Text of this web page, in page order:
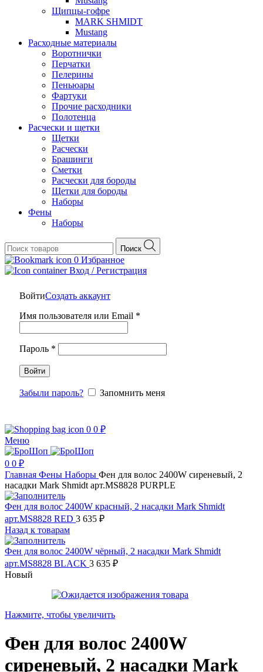
Щипцы-гофре
MARK SHMIDT
Mustang
Расходные материалы
Воротнички
Перчатки
Пелерины
Пеньюары
Фартуки
Прочие расходники
Полотенца
Расчески и щетки
Щетки
Расчески
Брашинги
Сметки
Расчески для бороды
Щетки для бороды
Наборы
Фены
Наборы
Поиск
0 Избранное
Вход / Регистрация
ВойтиСоздать аккаунт
Имя пользователя или Email *
Пароль *
Войти
Забыли пароль? Запомнить меня
0 0 ₽
Меню
0 0 ₽
Главная Фены Наборы Фен для волос 2400W сиреневый, 2
насадки Mark Shmidt арт.MS8828 PURPLE
Фен для волос 2400W красный, 2 насадки Mark Shmidt
арт.MS8828 RED 3 635 ₽
Назад к товарам
Фен для волос 2400W чёрный, 2 насадки Mark Shmidt
арт.MS8828 BLACK 3 635 ₽
Новый
Нажмите, чтобы увеличить
Фен для волос 2400W
сиреневый, 2 насадки Mark